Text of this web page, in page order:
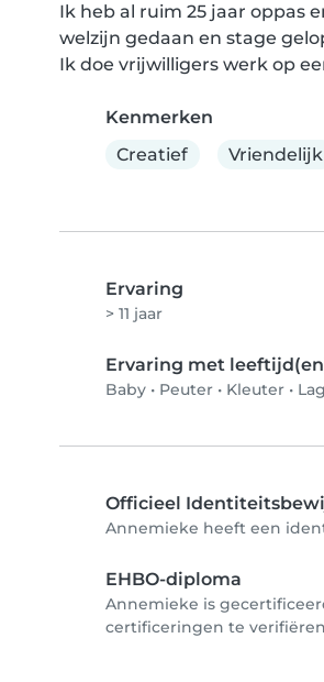
Ik heb al ruim 25 jaar oppas
welzijn gedaan en stage
Ik doe vrijwilligers werk op
Kenmerken
Creatief
Vriendelijk
Ervaring
> 11 jaar
Ervaring met
Baby • Peuter • Kleuter •
Officieel
Annemieke heeft een
EHBO-diploma
Annemieke is
certificeringen te